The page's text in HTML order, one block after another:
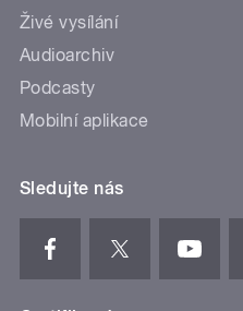
Živé vysílání
Audioarchiv
Podcasty
Mobilní aplikace
Sledujte nás